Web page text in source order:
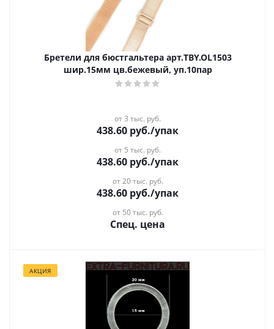
Бретели для бюстгальтера арт.TBY.OL1503
шир.15мм цв.бежевый, уп.10пар
от 3 тыс. руб.
438.60 руб./упак
от 5 тыс. руб.
438.60 руб./упак
от 20 тыс. руб.
438.60 руб./упак
от 50 тыс. руб.
Спец. цена
АКЦИЯ